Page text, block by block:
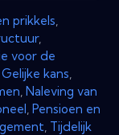
prikkels
,
voor de
Gelijke kans
Naleving van
Pensioen en
Tijdelijk